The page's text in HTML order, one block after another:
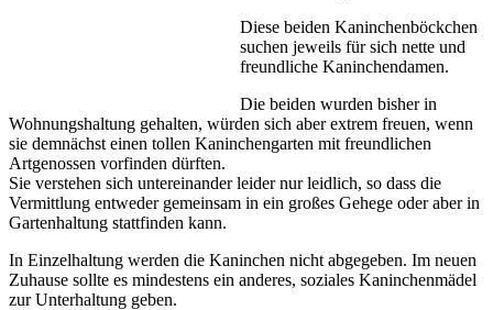
Diese beiden Kaninchenböckchen
suchen jeweils für sich nette und
freundliche Kaninchendamen.
Die beiden wurden bisher in
Wohnungshaltung gehalten, würden sich aber extrem freuen, wenn
sie demnächst einen tollen Kaninchengarten mit freundlichen
Artgenossen vorfinden dürften.
Sie verstehen sich untereinander leider nur leidlich, so dass die
Vermittlung entweder gemeinsam in ein großes Gehege oder aber in
Gartenhaltung stattfinden kann.
In Einzelhaltung werden die Kaninchen nicht abgegeben. Im neuen
Zuhause sollte es mindestens ein anderes, soziales Kaninchenmädel
zur Unterhaltung geben.